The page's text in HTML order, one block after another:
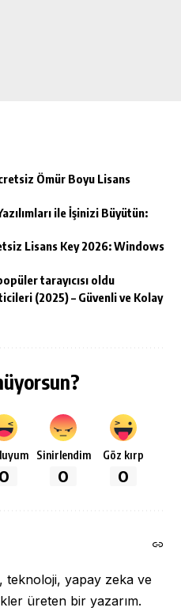
Ömür Boyu Lisans
ile İşinizi Büyütün:
Lisans Key 2026: Windows
tarayıcısı oldu
(2025) – Güvenli ve Kolay
0
Sinirlendim
0
Göz kırp
0
teknoloji, yapay zeka ve
üreten bir yazarım.